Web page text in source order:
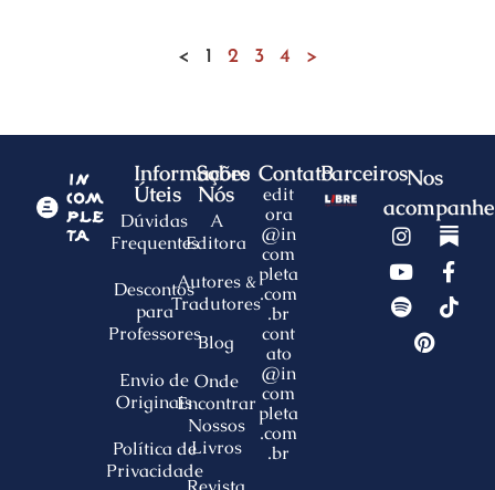
< 1 2 3 4 >
Informações
Úteis
Dúvidas
Frequentes
Descontos
para
Professores
Envio de
Originais
Política de
Privacidade
Sobre
Nós
A
Editora
Autores &
Tradutores
Blog
Onde
Encontrar
Nossos
Livros
Contato
edit
ora
@in
com
pleta
.com
.br
cont
ato
@in
com
pleta
.com
.br
ParceirosNos